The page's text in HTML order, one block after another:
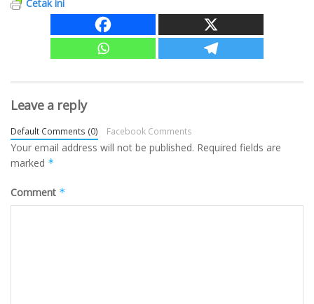
Cetak ini
Leave a reply
Default Comments (0) Facebook Comments
Your email address will not be published. Required fields are
marked *
Comment *